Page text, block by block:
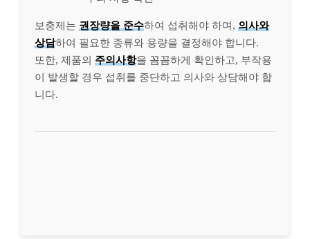
보충제는 권장량을 준수하여 섭취해야 하며, 의사와
상담하여 필요한 종류와 용량을 결정해야 합니다.
또한, 제품의 주의사항을 꼼꼼하게 확인하고, 부작용
이 발생할 경우 섭취를 중단하고 의사와 상담해야 합
니다.